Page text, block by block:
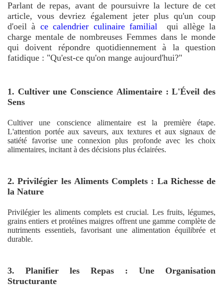
Parlant de repas, avant de poursuivre la lecture de cet
article, vous devriez également jeter plus qu'un coup
d'oeil à ce calendrier culinaire familial qui allège la
charge mentale de nombreuses Femmes dans le monde
qui doivent répondre quotidiennement à la question
fatidique : "Qu'est-ce qu'on mange aujourd'hui?"
1. Cultiver une Conscience Alimentaire : L'Éveil des
Sens
Cultiver une conscience alimentaire est la première étape.
L'attention portée aux saveurs, aux textures et aux signaux de
satiété favorise une connexion plus profonde avec les choix
alimentaires, incitant à des décisions plus éclairées.
2. Privilégier les Aliments Complets : La Richesse de
la Nature
Privilégier les aliments complets est crucial. Les fruits, légumes,
grains entiers et protéines maigres offrent une gamme complète de
nutriments essentiels, favorisant une alimentation équilibrée et
durable.
3. Planifier les Repas : Une Organisation
Structurante